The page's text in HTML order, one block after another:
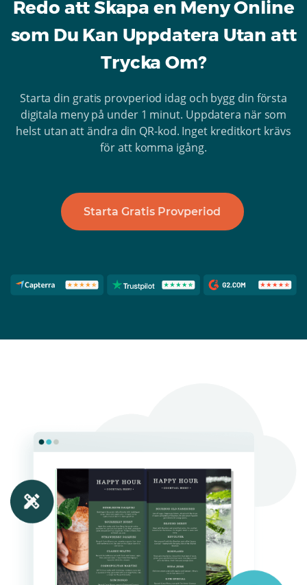
Redo att Skapa en Meny Online
som Du Kan Uppdatera Utan att
Trycka Om?
Starta din gratis provperiod idag och bygg din första
digitala meny på under 1 minut. Uppdatera när som
helst utan att ändra din QR-kod. Inget kreditkort krävs
för att komma igång.
Starta Gratis Provperiod